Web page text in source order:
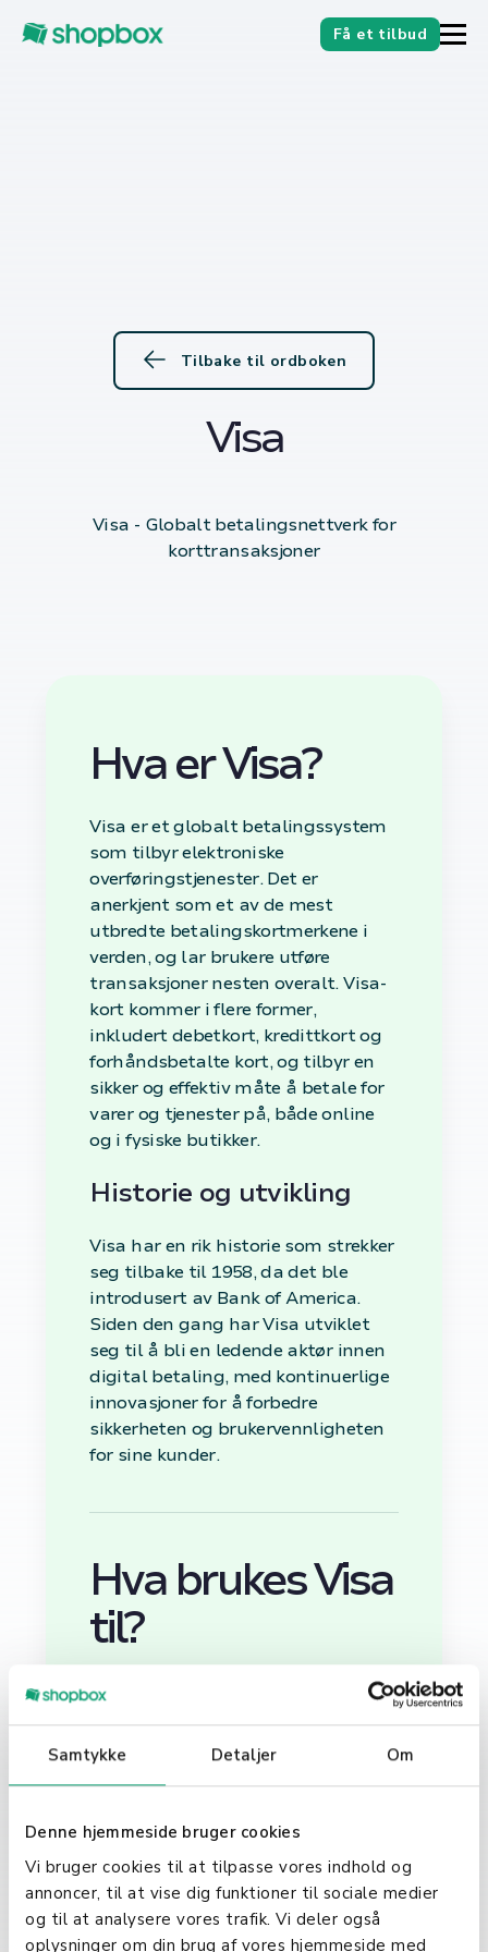
Samtykke Detaljer Om
Denne hjemmeside bruger cookies
Vi bruger cookies til at tilpasse vores indhold og
annoncer, til at vise dig funktioner til sociale medier
og til at analysere vores trafik. Vi deler også
oplysninger om din brug af vores hjemmeside med
Få et tilbud
Tilbake til ordboken
Visa
Visa - Globalt betalingsnettverk for
korttransaksjoner
Hva er Visa?
Visa er et globalt betalingssystem
som tilbyr elektroniske
overføringstjenester. Det er
anerkjent som et av de mest
utbredte betalingskortmerkene i
verden, og lar brukere utføre
transaksjoner nesten overalt. Visa-
kort kommer i flere former,
inkludert debetkort, kredittkort og
forhåndsbetalte kort, og tilbyr en
sikker og effektiv måte å betale for
varer og tjenester på, både online
og i fysiske butikker.
Historie og utvikling
Visa har en rik historie som strekker
seg tilbake til 1958, da det ble
introdusert av Bank of America.
Siden den gang har Visa utviklet
seg til å bli en ledende aktør innen
digital betaling, med kontinuerlige
innovasjoner for å forbedre
sikkerheten og brukervennligheten
for sine kunder.
Hva brukes Visa
til?
Visa-kort brukes til en rekke
tjenester, både i fysiske butikker og
online, og til å ta ut kontanter i
minibanker. Visa tilbyr også en
rekke finansielle tjenester, inkludert
direkte betalinger og
pengeoverføringer, som gjør det til
et fleksibelt verktøy for både